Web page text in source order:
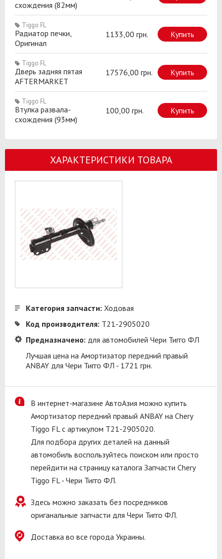
схождения (82мм)
Tiggo FL
Радиатор печки,
Оригинал
1133,00 грн. Купить
Tiggo FL
Дверь задняя пятая
AFTERMARKET
17576,00 грн. Купить
Tiggo FL
Втулка развала-
схождения (93мм)
100,00 грн. Купить
ХАРАКТЕРИСТИКИ ТОВАРА
Категория запчасти: Ходовая
Код производителя: T21-2905020
Предназначено: для автомобилей Чери Тигго ФЛ
Лучшая цена на Амортизатор передний правый
ANBAY для Чери Тигго ФЛ - 1721 грн.
В интернет-магазине АвтоАзия можно купить
Амортизатор передний правый ANBAY на Chery
Tiggo FL с артикулом T21-2905020.
Для подбора других деталей на данный
автомобиль воспользуйтесь поиском или просто
перейдити на страницу каталога Запчасти Chery
Tiggo FL - Чери Тигго ФЛ.
Здесь можно заказать без посредников
ориганальные запчасти для Чери Тигго ФЛ.
Доставка во все города Украины.